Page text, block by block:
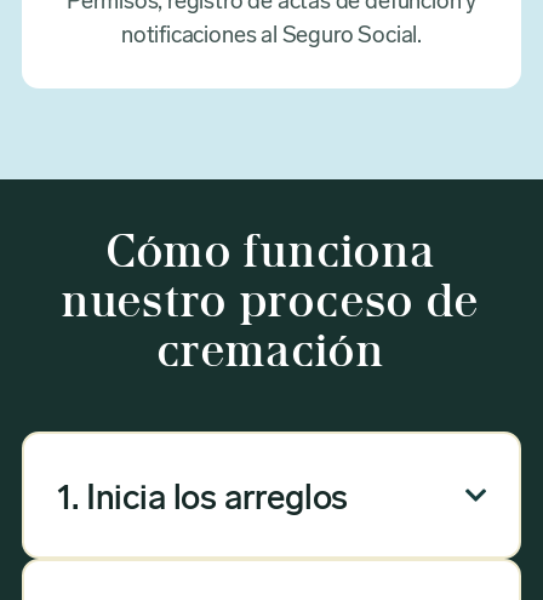
notificaciones al Seguro Social.
Cómo funciona
nuestro proceso de
cremación
1. Inicia los arreglos 
Nuestro proceso de arreglos puede